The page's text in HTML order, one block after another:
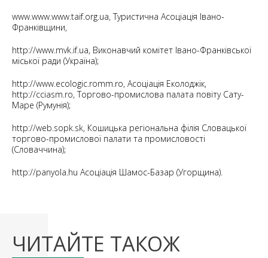
www.www.www.taif.org.ua, Туристична Асоціація Івано-
Франківщини,
http://www.mvk.if.ua, Виконавчий комітет Івано-Франківської
міської ради (Україна);
http://www.ecologic.romm.ro, Асоціація Еколоджік,
http://cciasm.ro, Торгово-промислова палата повіту Сату-
Маре (Румунія);
http://web.sopk.sk, Кошицька регіональна філія Словацької
торгово-промислової палати та промисловості
(Словаччина);
http://panyola.hu Асоціація Шамос-Базар (Угорщина).
ЧИТАЙТЕ ТАКОЖ